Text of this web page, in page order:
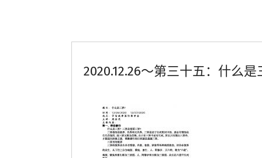
2020.12.26～第三十五：什么